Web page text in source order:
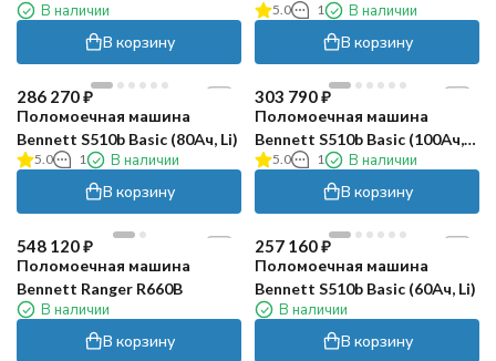
S510b Basic (113 Ач)
В наличии
В корзину
5.0 1 В наличии
В корзину
286 270₽
Поломоечная машина
Bennett S510b Basic (80Ач, Li)
5.0 1 В наличии
В корзину
303 790₽
Поломоечная машина
Bennett S510b Basic (100Ач,
Li)5.0 1 В наличии
В корзину
548 120₽
Поломоечная машина
Bennett Ranger R660B
В наличии
В корзину
257 160₽
Поломоечная машина
Bennett S510b Basic (60Ач, Li)
В наличии
В корзину